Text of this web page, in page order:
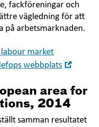
fackföreningar och
vägledning för att
på arbetsmarknaden.
market
webbplats
nytt
area for
2014
samman resultatet